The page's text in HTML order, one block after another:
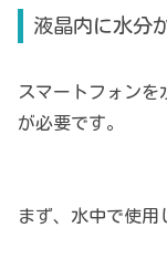
液晶内に水分
スマートフォンを
が必要です。
まず、水中で使用